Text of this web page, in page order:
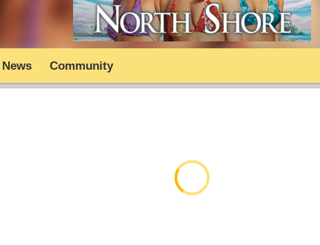
News Community